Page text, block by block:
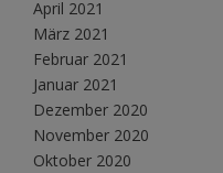
April 2021
März 2021
Februar 2021
Januar 2021
Dezember 2020
November 2020
Oktober 2020